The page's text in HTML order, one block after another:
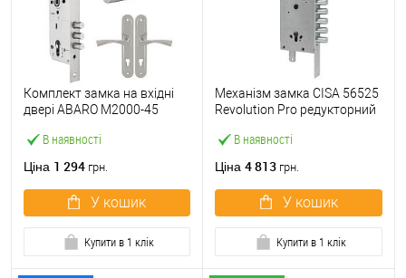
В наявності
Комплект замка на вхідні
двері ABARO M2000-45
B100 70T і ручками KEDR
Ціна 1 294 грн.
У кошик
Купити в 1 клік
В наявності
Механізм замка CISA 56525
Revolution Pro редукторний
хром матовий
Ціна 4 813 грн.
У кошик
Купити в 1 клік